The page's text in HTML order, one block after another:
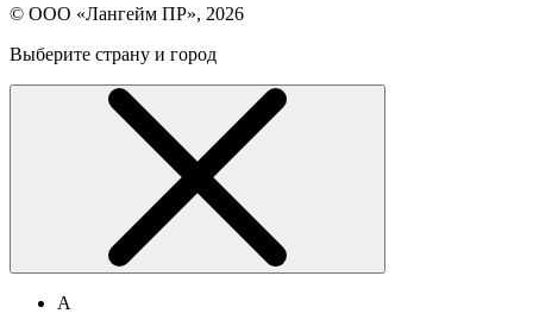
© ООО «Лангейм ПР», 2026
Выберите страну и город
А